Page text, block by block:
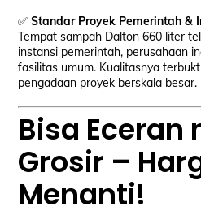
✅Standar Proyek Pemerintah &
Tempat sampah Dalton 660 liter
instansi pemerintah, perusahaan
fasilitas umum. Kualitasnya
pengadaan proyek berskala besar.
Bisa Eceran
Grosir –
Menanti!